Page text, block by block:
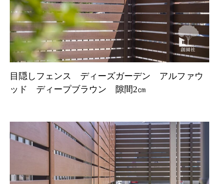
目隠しフェンス ディーズガーデン アルファウ
ッド ディープブラウン 隙間2㎝